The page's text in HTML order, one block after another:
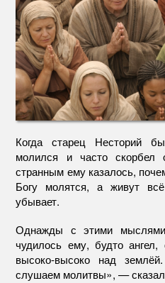
Когда старец Несторий
молился и часто скорбел
странным ему казалось,
Богу молятся, а живут
убывает.
Однажды с этими
чудилось ему, будто
высоко-высоко над
слушаем молитвы», — сказал